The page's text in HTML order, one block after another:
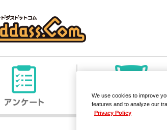
We use cookies to improve
features and to analyze our
Privacy Policy